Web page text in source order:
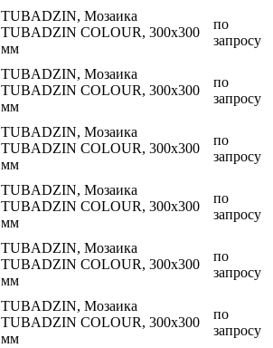
TUBADZIN, Мозаика
TUBADZIN COLOUR, 300x300
мм
по
запросу
TUBADZIN, Мозаика
TUBADZIN COLOUR, 300x300
мм
по
запросу
TUBADZIN, Мозаика
TUBADZIN COLOUR, 300x300
мм
по
запросу
TUBADZIN, Мозаика
TUBADZIN COLOUR, 300x300
мм
по
запросу
TUBADZIN, Мозаика
TUBADZIN COLOUR, 300x300
мм
по
запросу
TUBADZIN, Мозаика
TUBADZIN COLOUR, 300x300
мм
по
запросу